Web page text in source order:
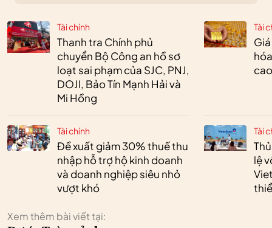
Tài chính
Thanh tra Chính phủ
chuyển Bộ Công an hồ sơ
loạt sai phạm của SJC, PNJ,
DOJI, Bảo Tín Mạnh Hải và
Mi Hồng
Tài chính
Đề xuất giảm 30% thuế thu
nhập hỗ trợ hộ kinh doanh
và doanh nghiệp siêu nhỏ
vượt khó
Tài
Tài
lệ
Xem thêm bài viết tại: